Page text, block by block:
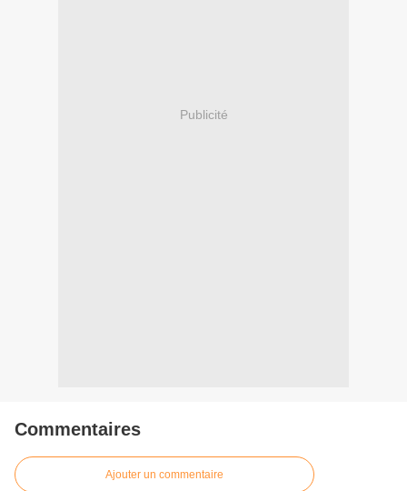
Publicité
Commentaires
Ajouter un commentaire